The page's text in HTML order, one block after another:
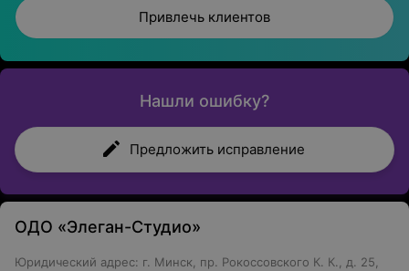
Привлечь клиентов
Нашли ошибку?
Предложить исправление
ОДО «Элеган-Студио»
Юридический адрес: г. Минск, пр. Рокоссовского К. К., д. 25,